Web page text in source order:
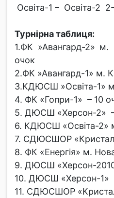
Освіта-1 – Освіта-2
Турнірна таблиця:
1.ФК »Авангард-2»
очок
2.ФК »Авангард-1» м.
3.КДЮСШ »Освіта-1»
4. ФК «Гопри-1» – 10
5. ДЮСШ «Херсон-2»
6. КДЮСШ «Освіта-2»
7. СДЮСШОР
8. ФК «Енергія» м.
9. ДЮСШ «Херсон-
10. ДЮСШ «Херсон-1»
11. СДЮСШОР